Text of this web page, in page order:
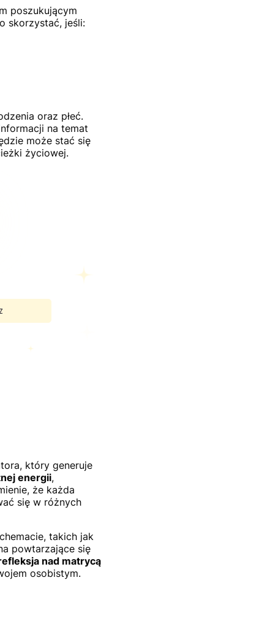
poszukującym
skorzystać, jeśli:
oraz płeć.
na temat
może stać się
życiowej.
który generuje
energii,
że każda
się w różnych
takich jak
powtarzające się
nad matrycą
osobistym.